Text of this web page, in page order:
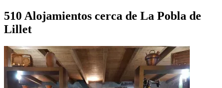
510 Alojamientos cerca de La Pobla de
Lillet